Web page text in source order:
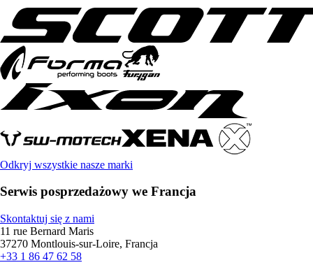
Odkryj wszystkie nasze marki
Serwis posprzedażowy we Francja
Skontaktuj się z nami
11 rue Bernard Maris
37270 Montlouis-sur-Loire, Francja
+33 1 86 47 62 58